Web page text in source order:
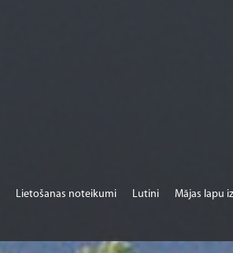
Lietošanas noteikumi Lutini Mājas lapu